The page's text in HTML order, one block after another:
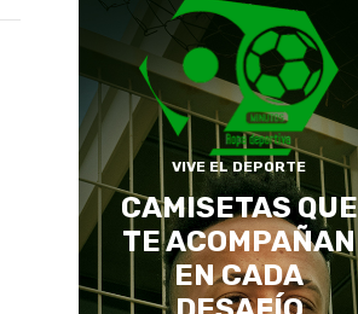
VIVE EL DEPORTE
CAMISETAS QUE
TE ACOMPAÑAN
EN CADA